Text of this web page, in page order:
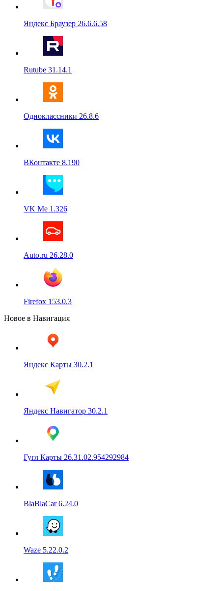
Яндекс Браузер 26.6.6.58
Rutube 31.14.1
Одноклассники 26.8.6
ВКонтакте 8.190
VK Me 1.326
Auto.ru 26.28.0
Firefox 153.0.3
Новое в Навигация
Яндекс Карты 30.2.1
Яндекс Навигатор 30.2.1
Гугл Карты 26.31.02.954292984
BlaBlaCar 6.24.0
Waze 5.22.0.2